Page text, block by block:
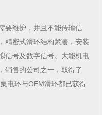
要维护，并且不能传输信
精密式滑环结构紧凑，安装
信号及数字信号。大能机电
销售的公司之一，取得了
电环与OEM滑环都已获得